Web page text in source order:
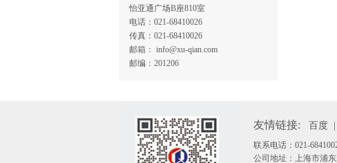
怡亚通广场B座810室
电话：021-68410026
传真：021-68410026
邮箱： info@xu-qian.com
邮编：201206
友情链接: 百度
联系电话：021-
公司地址：上海市浦